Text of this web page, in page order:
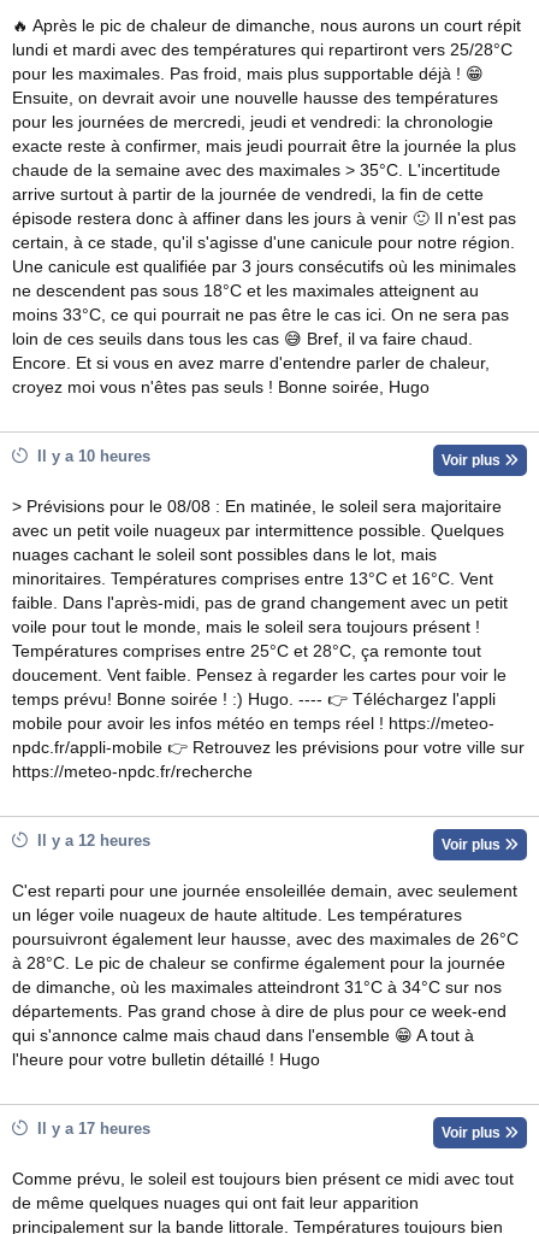
🔥 Après le pic de chaleur de dimanche, nous aurons un court répit
lundi et mardi avec des températures qui repartiront vers 25/28°C
pour les maximales. Pas froid, mais plus supportable déjà ! 😁
Ensuite, on devrait avoir une nouvelle hausse des températures
pour les journées de mercredi, jeudi et vendredi: la chronologie
exacte reste à confirmer, mais jeudi pourrait être la journée la plus
chaude de la semaine avec des maximales > 35°C. L'incertitude
arrive surtout à partir de la journée de vendredi, la fin de cette
épisode restera donc à affiner dans les jours à venir 🙂 Il n'est pas
certain, à ce stade, qu'il s'agisse d'une canicule pour notre région.
Une canicule est qualifiée par 3 jours consécutifs où les minimales
ne descendent pas sous 18°C et les maximales atteignent au
moins 33°C, ce qui pourrait ne pas être le cas ici. On ne sera pas
loin de ces seuils dans tous les cas 😅 Bref, il va faire chaud.
Encore. Et si vous en avez marre d'entendre parler de chaleur,
croyez moi vous n'êtes pas seuls ! Bonne soirée, Hugo
Il y a 10 heures Voir plus
> Prévisions pour le 08/08 : En matinée, le soleil sera majoritaire
avec un petit voile nuageux par intermittence possible. Quelques
nuages cachant le soleil sont possibles dans le lot, mais
minoritaires. Températures comprises entre 13°C et 16°C. Vent
faible. Dans l'après-midi, pas de grand changement avec un petit
voile pour tout le monde, mais le soleil sera toujours présent !
Températures comprises entre 25°C et 28°C, ça remonte tout
doucement. Vent faible. Pensez à regarder les cartes pour voir le
temps prévu! Bonne soirée ! :) Hugo. ---- 👉 Téléchargez l'appli
mobile pour avoir les infos météo en temps réel ! https://meteo-
npdc.fr/appli-mobile 👉 Retrouvez les prévisions pour votre ville sur
https://meteo-npdc.fr/recherche
Il y a 12 heures Voir plus
C'est reparti pour une journée ensoleillée demain, avec seulement
un léger voile nuageux de haute altitude. Les températures
poursuivront également leur hausse, avec des maximales de 26°C
à 28°C. Le pic de chaleur se confirme également pour la journée
de dimanche, où les maximales atteindront 31°C à 34°C sur nos
départements. Pas grand chose à dire de plus pour ce week-end
qui s'annonce calme mais chaud dans l'ensemble 😁 A tout à
l'heure pour votre bulletin détaillé ! Hugo
Il y a 17 heures Voir plus
Comme prévu, le soleil est toujours bien présent ce midi avec tout
de même quelques nuages qui ont fait leur apparition
principalement sur la bande littorale. Températures toujours bien